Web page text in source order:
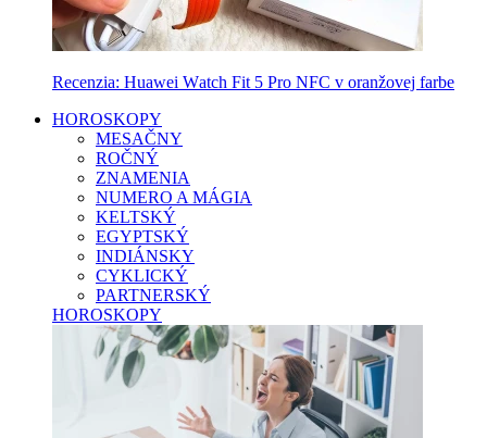
Recenzia: Huawei Watch Fit 5 Pro NFC v oranžovej farbe
HOROSKOPY
MESAČNY
ROČNÝ
ZNAMENIA
NUMERO A MÁGIA
KELTSKÝ
EGYPTSKÝ
INDIÁNSKY
CYKLICKÝ
PARTNERSKÝ
HOROSKOPY